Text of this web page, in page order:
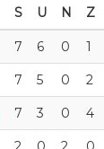
S U N Z
7 6 0 1
7 5 0 2
7 3 0 4